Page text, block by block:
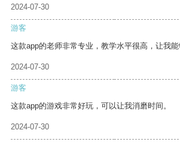
2024-07-30
游客
这款app的老师非常专业，教学水平很高，让我能
2024-07-30
游客
这款app的游戏非常好玩，可以让我消磨时间。
2024-07-30